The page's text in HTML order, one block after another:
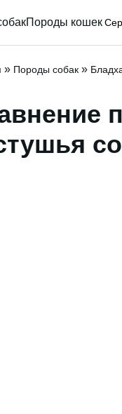
Породы кошек
» Породы собак »